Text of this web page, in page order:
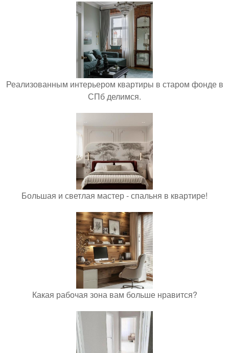
Реализованным интерьером квартиры в старом фонде в
СПб делимся.
Большая и светлая мастер - спальня в квартире!
Какая рабочая зона вам больше нравится?